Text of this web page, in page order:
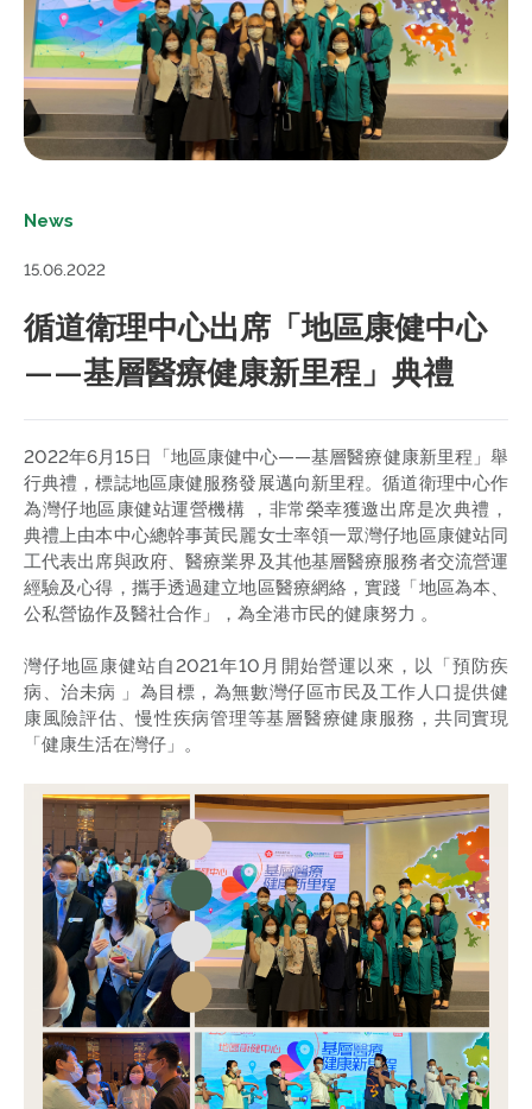
News
15.06.2022
循道衛理中心出席「地區康健中心
——基層醫療健康新里程」典禮
2022年6月15日「地區康健中心——基層醫療健康新里程」舉
行典禮，標誌地區康健服務發展邁向新里程。循道衛理中心作
為灣仔地區康健站運營機構 ，非常榮幸獲邀出席是次典禮，
典禮上由本中心總幹事黃民麗女士率領一眾灣仔地區康健站同
工代表出席與政府、醫療業界及其他基層醫療服務者交流營運
經驗及心得，攜手透過建立地區醫療網絡，實踐「地區為本、
公私營協作及醫社合作」，為全港市民的健康努力 。
灣仔地區康健站自2021年10月開始營運以來，以「預防疾
病、治未病 」為目標，為無數灣仔區市民及工作人口提供健
康風險評估、慢性疾病管理等基層醫療健康服務，共同實現
「健康生活在灣仔」。